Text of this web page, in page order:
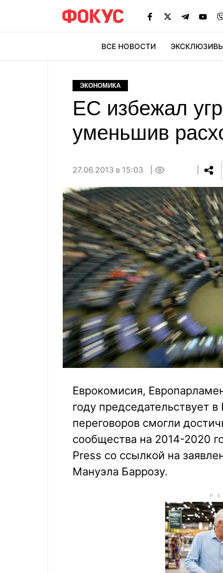
ВСЕ НОВОСТИ
ЭКОНОМИКА
ЕС избежал
уменьшив
27.06.2013 в 15:03
Еврокомисия,
году председательствует
переговоров смогли
сообщества на 2014-2020
Press со ссылкой на
Мануэла Баррозу.